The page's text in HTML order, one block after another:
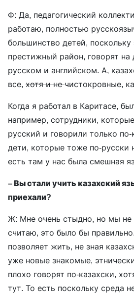
Ф: Да, педагогический
работаю, полностью
большинство детей, поскольку
престижный район, говорят на
русском и английском. А,
все, хотя и нечистокровные,
Когда я работал в Каритасе,
например, сотрудники,
русский и говорили только по-
дети, которые тоже по-русски
есть там у нас была смешная
– Вы стали учить казахский
приехали?
Ж: Мне очень стыдно, но мы не
считаю, это было бы
позволяет жить, не зная
уже новые знакомые,
плохо говорят по-казахски,
тут. То есть поскольку среда